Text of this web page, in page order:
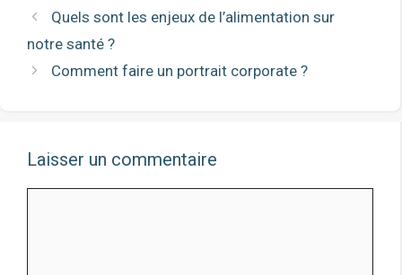
Quels sont les enjeux de l’alimentation sur
notre santé ?
Comment faire un portrait corporate ?
Laisser un commentaire